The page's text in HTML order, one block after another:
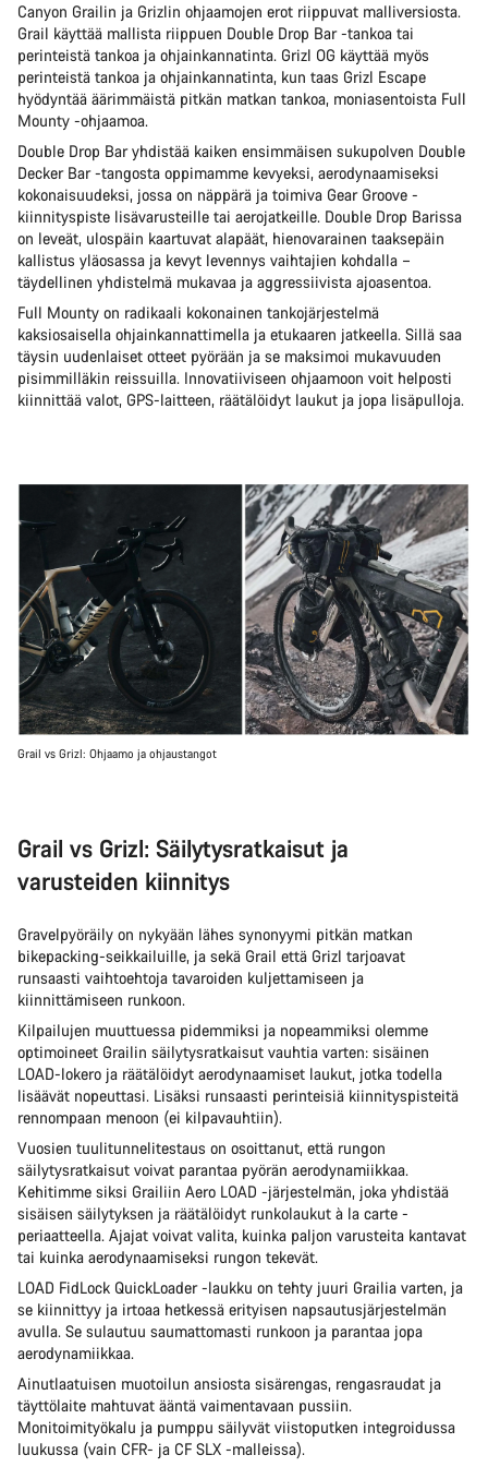
Canyon Grailin ja Grizlin ohjaamojen erot riippuvat malliversiosta.
Grail käyttää mallista riippuen Double Drop Bar -tankoa tai
perinteistä tankoa ja ohjainkannatinta. Grizl OG käyttää myös
perinteistä tankoa ja ohjainkannatinta, kun taas Grizl Escape
hyödyntää äärimmäistä pitkän matkan tankoa, moniasentoista Full
Mounty -ohjaamoa.
Double Drop Bar yhdistää kaiken ensimmäisen sukupolven Double
Decker Bar -tangosta oppimamme kevyeksi, aerodynaamiseksi
kokonaisuudeksi, jossa on näppärä ja toimiva Gear Groove -
kiinnityspiste lisävarusteille tai aerojatkeille. Double Drop Barissa
on leveät, ulospäin kaartuvat alapäät, hienovarainen taaksepäin
kallistus yläosassa ja kevyt levennys vaihtajien kohdalla –
täydellinen yhdistelmä mukavaa ja aggressiivista ajoasentoa.
Full Mounty on radikaali kokonainen tankojärjestelmä
kaksiosaisella ohjainkannattimella ja etukaaren jatkeella. Sillä saa
täysin uudenlaiset otteet pyörään ja se maksimoi mukavuuden
pisimmilläkin reissuilla. Innovatiiviseen ohjaamoon voit helposti
kiinnittää valot, GPS-laitteen, räätälöidyt laukut ja jopa lisäpulloja.
Grail vs Grizl: Ohjaamo ja ohjaustangot
Grail vs Grizl: Säilytysratkaisut ja
varusteiden kiinnitys
Gravelpyöräily on nykyään lähes synonyymi pitkän matkan
bikepacking-seikkailuille, ja sekä Grail että Grizl tarjoavat
runsaasti vaihtoehtoja tavaroiden kuljettamiseen ja
kiinnittämiseen runkoon.
Kilpailujen muuttuessa pidemmiksi ja nopeammiksi olemme
optimoineet Grailin säilytysratkaisut vauhtia varten: sisäinen
LOAD-lokero ja räätälöidyt aerodynaamiset laukut, jotka todella
lisäävät nopeuttasi. Lisäksi runsaasti perinteisiä kiinnityspisteitä
rennompaan menoon (ei kilpavauhtiin).
Vuosien tuulitunnelitestaus on osoittanut, että rungon
säilytysratkaisut voivat parantaa pyörän aerodynamiikkaa.
Kehitimme siksi Grailiin Aero LOAD -järjestelmän, joka yhdistää
sisäisen säilytyksen ja räätälöidyt runkolaukut à la carte -
periaatteella. Ajajat voivat valita, kuinka paljon varusteita kantavat
tai kuinka aerodynaamiseksi rungon tekevät.
LOAD FidLock QuickLoader -laukku on tehty juuri Grailia varten, ja
se kiinnittyy ja irtoaa hetkessä erityisen napsautusjärjestelmän
avulla. Se sulautuu saumattomasti runkoon ja parantaa jopa
aerodynamiikkaa.
Ainutlaatuisen muotoilun ansiosta sisärengas, rengasraudat ja
täyttölaite mahtuvat ääntä vaimentavaan pussiin.
Monitoimityökalu ja pumppu säilyvät viistoputken integroidussa
luukussa (vain CFR- ja CF SLX -malleissa).